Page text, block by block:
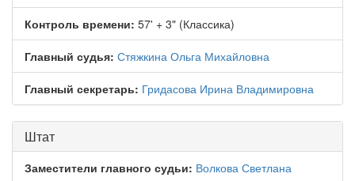
Контроль времени: 57' + 3" (Классика)
Главный судья: Стяжкина Ольга Михайловна
Главный секретарь: Гридасова Ирина Владимировна
Штат
Заместители главного судьи: Волкова Светлана